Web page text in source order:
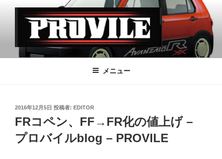
PROVILE
メニュー
投
稿
日:
2016年12月5日 投稿者: EDITOR
FRコペン、FF→FR化の値上げ –
プロバイルblog – PROVILE